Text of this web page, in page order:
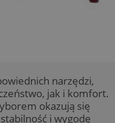
narzędzi,
jak i komfort.
okazują się
i wygodę